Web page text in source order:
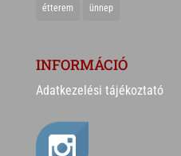
étterem ünnep
INFORMÁCIÓ
Adatkezelési tájékoztató